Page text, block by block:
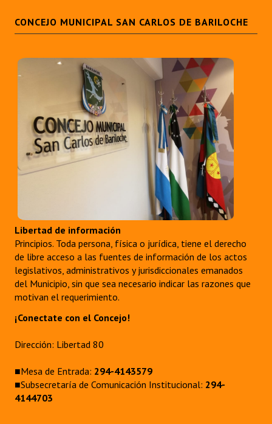
CONCEJO MUNICIPAL SAN CARLOS DE BARILOCHE
Libertad de información
Principios. Toda persona, física o jurídica, tiene el derecho
de libre acceso a las fuentes de información de los actos
legislativos, administrativos y jurisdiccionales emanados
del Municipio, sin que sea necesario indicar las razones que
motivan el requerimiento.
¡Conectate con el Concejo!
Dirección: Libertad 80
■Mesa de Entrada: 294-4143579
■Subsecretaría de Comunicación Institucional: 294-
4144703